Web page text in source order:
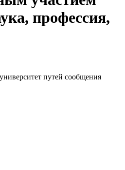
профессия,
путей сообщения